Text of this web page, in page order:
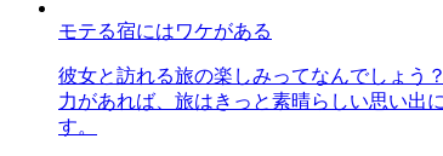
モテる宿にはワケがある
彼女と訪れる旅の楽しみってなんでしょう
力があれば、旅はきっと素晴らしい思い出
す。